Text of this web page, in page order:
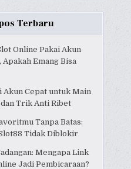
Terbaru
Online Pakai Akun
Emang Bisa
Cepat untuk Main
Trik Anti Ribet
Tanpa Batas:
Tidak Diblokir
Mengapa Link
Jadi Pembicaraan?